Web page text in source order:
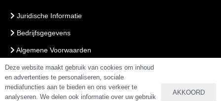
Juridische Informatie
Bedrijfsgegevens
Algemene Voorwaarden
Voorwaarden Webshop
PrivacyBeleid
Deze website maakt gebruik van cookies om inhoud
en advertenties te personaliseren, sociale
mediafuncties aan te bieden en ons verkeer te
analyseren. We delen ook informatie over uw gebruik
AKKOORD